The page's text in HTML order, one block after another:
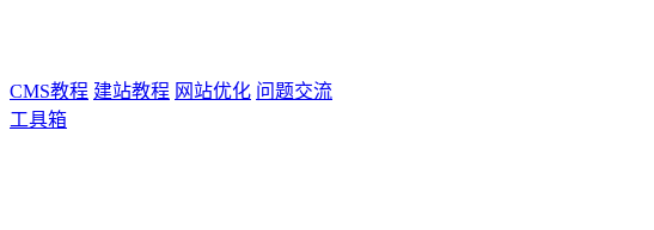
CMS教程 建站教程 网站优化 问题交流
工具箱